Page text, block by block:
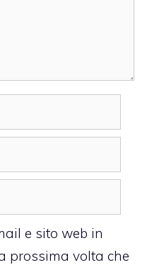
e sito web in
prossima volta che